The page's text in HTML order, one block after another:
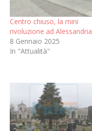
Centro chiuso, la mini
rivoluzione ad Alessandria
8 Gennaio 2025
In "Attualità"